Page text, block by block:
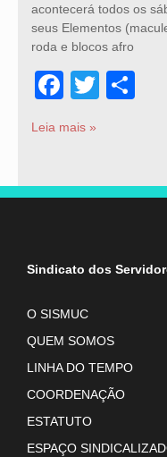
acontecerá todos os
seus Elementos
roda e blocos afro
Twitter
Leia mais »
Sindicato dos
O SISMUC
QUEM SOMOS
LINHA DO TEMPO
COORDENAÇÃO
ESTATUTO
ESPAÇO